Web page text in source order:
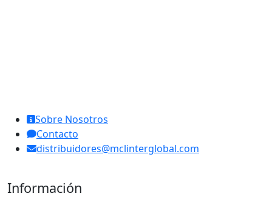
Sobre Nosotros
Contacto
distribuidores@mclinterglobal.com
Información